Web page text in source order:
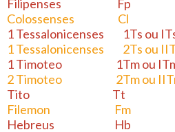
Filipenses
Colossenses
1 Tessalonicenses 1Ts
1 Tessalonicenses 2Ts
1 Timoteo 1Tm ou
2 Timoteo 2Tm ou
Tito Tt
Filemon
Hebreus